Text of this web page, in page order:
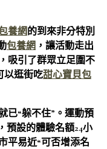
養網的到來非分特別
包養網 ，讓活動走出
吸引了群眾立足圍不
以逛街吃甜心寶貝包
已“躲不住”。運動預
預設的體驗名額24小
平易近“可否增添名